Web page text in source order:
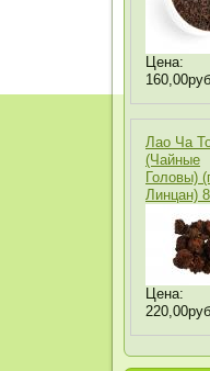
Цена:
Лао Ча
(Чайные
Головы)
Линцан)
Цена: